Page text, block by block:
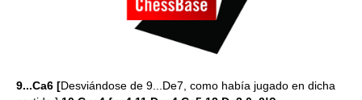
9...Ca6 [Desviándose de 9...De7, como había jugado en dicha